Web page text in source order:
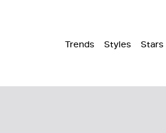
Trends Styles Stars